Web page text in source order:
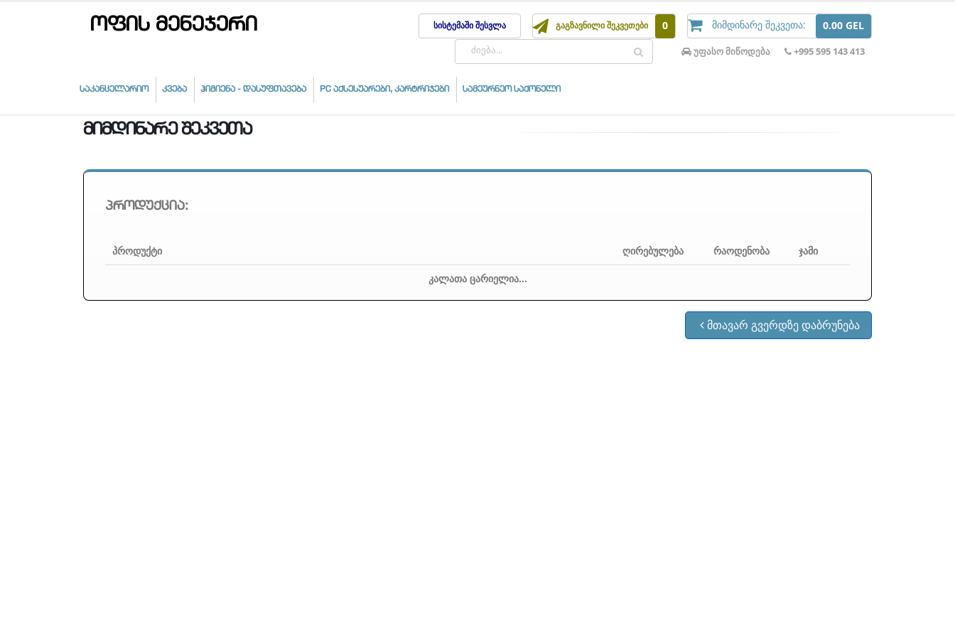
ოფის მენეჯერი მიმდინარე შეკვეთა: 0.00 GEL
გაგზავნილი შეკვეთები 0
სისტემაში შესვლა
+995 595 143 413
უფასო მიწოდება
საკანცელარიო კვება ჰიგიენა - დასუფთავება PC აქსესუარები, კარტრიჯები სამეურნეო საქონელი
მიმდინარე შეკვეთა
პროდუქცია:
პროდუქტი ღირებულება რაოდენობა ჯამი
კალათა ცარიელია...
მთავარ გვერდზე დაბრუნება